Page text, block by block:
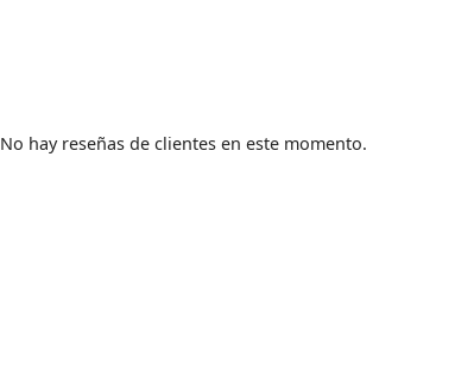
No hay reseñas de clientes en este momento.